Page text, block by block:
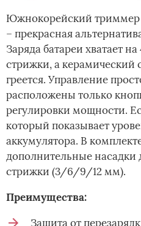
Южнокорейский
– прекрасная
Заряда батареи хватает
стрижки, а
греется. Управление
расположены только
регулировки мощности.
который показывает
аккумулятора. В
дополнительные насадки
стрижки (3/6/9/12 мм).
Преимущества:
Защита от